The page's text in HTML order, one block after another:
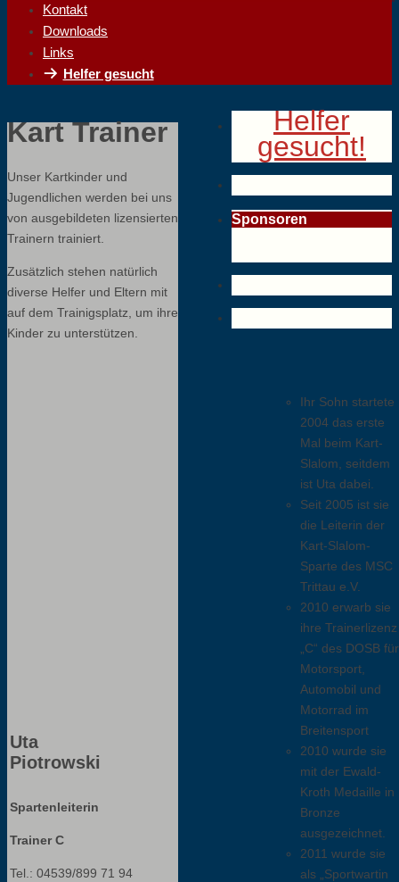
Kontakt
Downloads
Links
Helfer gesucht
Kart Trainer
Unser Kartkinder und
Jugendlichen werden bei uns
von ausgebildeten lizensierten
Trainern trainiert.
Zusätzlich stehen natürlich
diverse Helfer und Eltern mit
auf dem Trainigsplatz, um ihre
Kinder zu unterstützen.
Uta
Piotrowski
Spartenleiterin
Trainer C
Tel.: 04539/899 71 94
Ihr Sohn startete
2004 das erste
Mal beim Kart-
Slalom, seitdem
ist Uta dabei.
Seit 2005 ist sie
die Leiterin der
Kart-Slalom-
Sparte des MSC
Trittau e.V.
2010 erwarb sie
ihre Trainerlizenz
„C“ des DOSB für
Motorsport,
Automobil und
Motorrad im
Breitensport
2010 wurde sie
mit der Ewald-
Kroth Medaille in
Bronze
ausgezeichnet.
2011 wurde sie
als „Sportwartin
Helfer
gesucht!
Sponsoren